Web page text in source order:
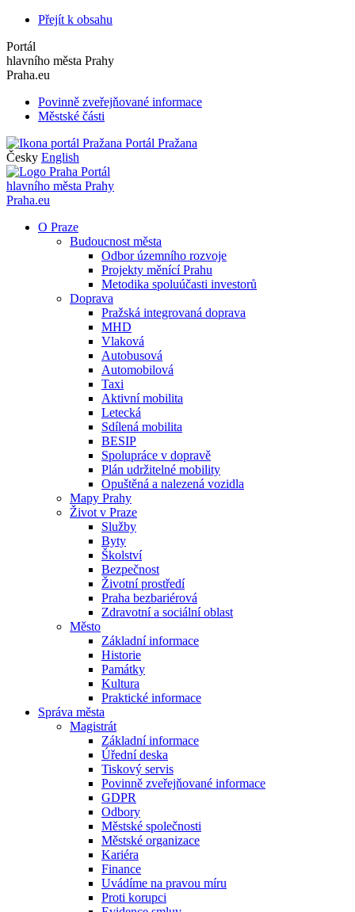
Přejít k obsahu
Portál
hlavního města Prahy
Praha.eu
Povinně zveřejňované informace
Městské části
Portál Pražana
Česky English
Portál
hlavního města Prahy
Praha.eu
O Praze
Budoucnost města
Odbor územního rozvoje
Projekty měnící Prahu
Metodika spoluúčasti investorů
Doprava
Pražská integrovaná doprava
MHD
Vlaková
Autobusová
Automobilová
Taxi
Aktivní mobilita
Letecká
Sdílená mobilita
BESIP
Spolupráce v dopravě
Plán udržitelné mobility
Opuštěná a nalezená vozidla
Mapy Prahy
Život v Praze
Služby
Byty
Školství
Bezpečnost
Životní prostředí
Praha bezbariérová
Zdravotní a sociální oblast
Město
Základní informace
Historie
Památky
Kultura
Praktické informace
Správa města
Magistrát
Základní informace
Úřední deska
Tiskový servis
Povinně zveřejňované informace
GDPR
Odbory
Městské společnosti
Městské organizace
Kariéra
Finance
Uvádíme na pravou míru
Proti korupci